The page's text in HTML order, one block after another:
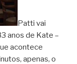
Patti vai
anos de Kate –
acontece
apenas, o